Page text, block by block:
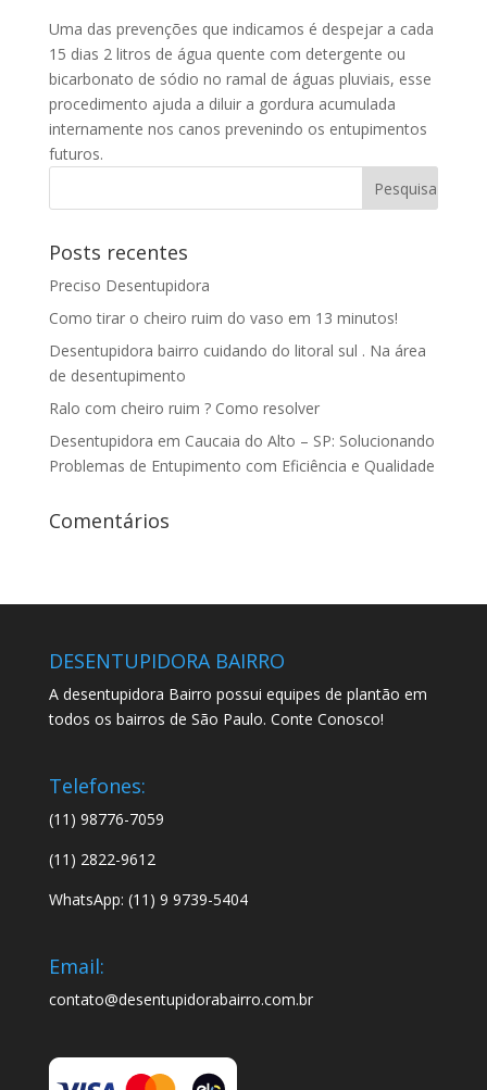
Uma das prevenções que indicamos é despejar a cada
15 dias 2 litros de água quente com detergente ou
bicarbonato de sódio no ramal de águas pluviais, esse
procedimento ajuda a diluir a gordura acumulada
internamente nos canos prevenindo os entupimentos
futuros.
Posts recentes
Preciso Desentupidora
Como tirar o cheiro ruim do vaso em 13 minutos!
Desentupidora bairro cuidando do litoral sul . Na área
de desentupimento
Ralo com cheiro ruim ? Como resolver
Desentupidora em Caucaia do Alto – SP: Solucionando
Problemas de Entupimento com Eficiência e Qualidade
Comentários
DESENTUPIDORA BAIRRO
A desentupidora Bairro possui equipes de plantão em
todos os bairros de São Paulo. Conte Conosco!
Telefones:
(11) 98776-7059
(11) 2822-9612
WhatsApp: (11) 9 9739-5404
Email:
contato@desentupidorabairro.com.br